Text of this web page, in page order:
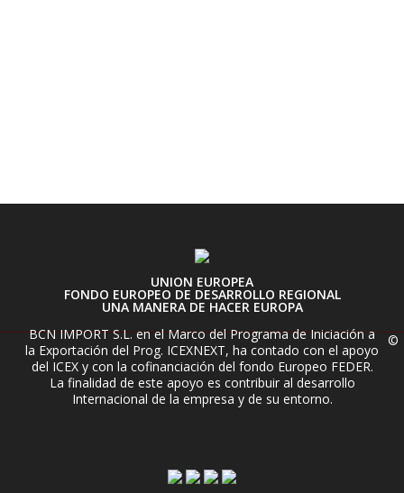
UNION EUROPEA
FONDO EUROPEO DE DESARROLLO REGIONAL
UNA MANERA DE HACER EUROPA
BCN IMPORT S.L. en el Marco del Programa de Iniciación a
la Exportación del Prog. ICEXNEXT, ha contado con el apoyo
del ICEX y con la cofinanciación del fondo Europeo FEDER.
La finalidad de este apoyo es contribuir al desarrollo
Internacional de la empresa y de su entorno.
©